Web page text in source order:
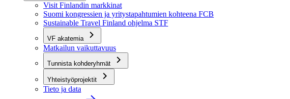
Visit Finlandin markkinat
Suomi kongressien ja yritystapahtumien kohteena FCB
Sustainable Travel Finland ohjelma STF
VF akatemia
Matkailun vaikuttavuus
Tunnista kohderyhmät
Yhteistyöprojektit
Tieto ja data